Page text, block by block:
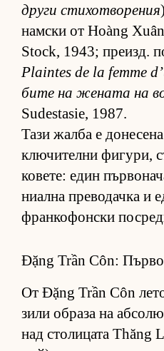
други сти­хот­во­ре­ния
нам­ски от Hoàng
Stock, 1943; пре­изд.
Plaintes de la femme
бите на же­ната на
Sudestasie, 1987.
Тази жалба е
к­лю­чи­телни фи­гу­ри,
ко­ве­те: един
ни­ална пре­во­дачка и
фран­ко­фон­ски
Đặng Trần Côn:
От Đặng Trần Côn
зили об­раза на
над сто­ли­цата